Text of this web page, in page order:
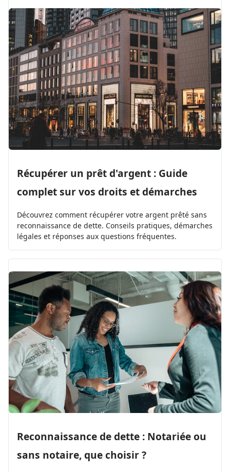
Récupérer un prêt d'argent : Guide
complet sur vos droits et démarches
Découvrez comment récupérer votre argent prêté sans
reconnaissance de dette. Conseils pratiques, démarches
légales et réponses aux questions fréquentes.
Reconnaissance de dette : Notariée ou
sans notaire, que choisir ?